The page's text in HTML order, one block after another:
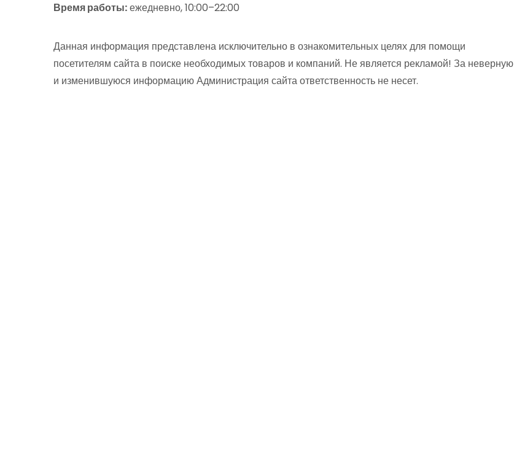
Время работы:ежедневно, 10:00–22:00
Данная информация представлена исключительно в ознакомительных целях для помощи
посетителям сайта в поиске необходимых товаров и компаний. Не является рекламой! За неверную
и изменившуюся информацию Администрация сайта ответственность не несет.